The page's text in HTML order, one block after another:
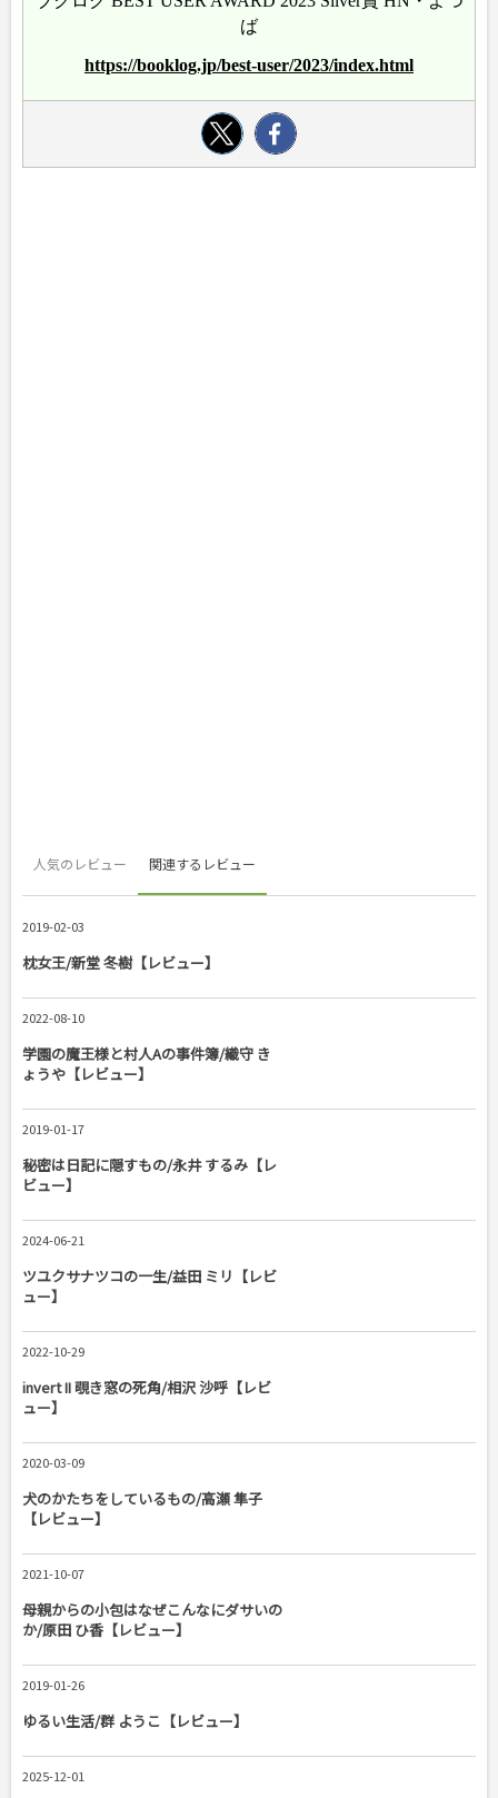
ば
https://booklog.jp/best-user/2023/index.html
人気のレビュー 関連するレビュー
2019-02-03
枕女王/新堂 冬樹【レビュー】
2022-08-10
学園の魔王様と村人Aの事件簿/織守 き
ょうや【レビュー】
2019-01-17
秘密は日記に隠すもの/永井 するみ【レ
ビュー】
2024-06-21
ツユクサナツコの一生/益田 ミリ【レビ
ュー】
2022-10-29
invert II 覗き窓の死角/相沢 沙呼【レビ
ュー】
2020-03-09
犬のかたちをしているもの/高瀬 隼子
【レビュー】
2021-10-07
母親からの小包はなぜこんなにダサいの
か/原田 ひ香【レビュー】
2019-01-26
ゆるい生活/群 ようこ【レビュー】
2025-12-01